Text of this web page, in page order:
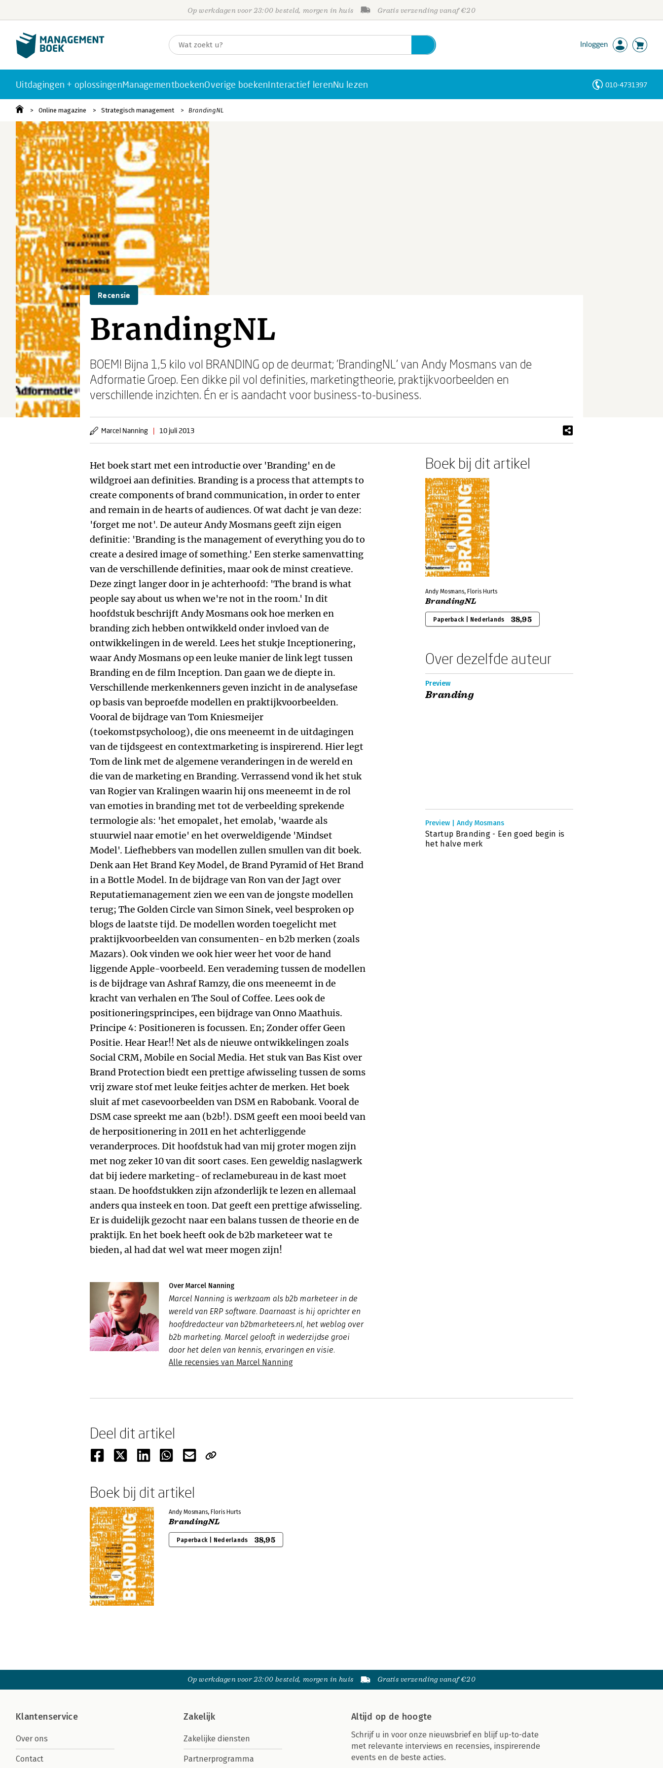
Op werkdagen voor 23:00 besteld, morgen in huis Gratis verzending vanaf €20
Inloggen
Uitdagingen + oplossingenManagementboekenOverige boekenInteractief lerenNu lezen 010-4731397
Online magazine Strategisch management BrandingNL
Recensie
BrandingNL
BOEM! Bijna 1,5 kilo vol BRANDING op de deurmat; 'BrandingNL' van Andy Mosmans van de
Adformatie Groep. Een dikke pil vol definities, marketingtheorie, praktijkvoorbeelden en
verschillende inzichten. Én er is aandacht voor business-to-business.
Marcel Nanning | 10 juli 2013
Het boek start met een introductie over 'Branding' en de
wildgroei aan definities. Branding is a process that attempts to
create components of brand communication, in order to enter
and remain in de hearts of audiences. Of wat dacht je van deze:
'forget me not'. De auteur Andy Mosmans geeft zijn eigen
definitie: 'Branding is the management of everything you do to
create a desired image of something.' Een sterke samenvatting
van de verschillende definities, maar ook de minst creatieve.
Deze zingt langer door in je achterhoofd: 'The brand is what
people say about us when we're not in the room.' In dit
hoofdstuk beschrijft Andy Mosmans ook hoe merken en
branding zich hebben ontwikkeld onder invloed van de
ontwikkelingen in de wereld. Lees het stukje Inceptionering,
waar Andy Mosmans op een leuke manier de link legt tussen
Branding en de film Inception. Dan gaan we de diepte in.
Verschillende merkenkenners geven inzicht in de analysefase
op basis van beproefde modellen en praktijkvoorbeelden.
Vooral de bijdrage van Tom Kniesmeijer
(toekomstpsycholoog), die ons meeneemt in de uitdagingen
van de tijdsgeest en contextmarketing is inspirerend. Hier legt
Tom de link met de algemene veranderingen in de wereld en
die van de marketing en Branding. Verrassend vond ik het stuk
van Rogier van Kralingen waarin hij ons meeneemt in de rol
van emoties in branding met tot de verbeelding sprekende
termologie als: 'het emopalet, het emolab, 'waarde als
stuurwiel naar emotie' en het overweldigende 'Mindset
Model'. Liefhebbers van modellen zullen smullen van dit boek.
Denk aan Het Brand Key Model, de Brand Pyramid of Het Brand
in a Bottle Model. In de bijdrage van Ron van der Jagt over
Reputatiemanagement zien we een van de jongste modellen
terug; The Golden Circle van Simon Sinek, veel besproken op
blogs de laatste tijd. De modellen worden toegelicht met
praktijkvoorbeelden van consumenten- en b2b merken (zoals
Mazars). Ook vinden we ook hier weer het voor de hand
liggende Apple-voorbeeld. Een verademing tussen de modellen
is de bijdrage van Ashraf Ramzy, die ons meeneemt in de
kracht van verhalen en The Soul of Coffee. Lees ook de
positioneringsprincipes, een bijdrage van Onno Maathuis.
Principe 4: Positioneren is focussen. En; Zonder offer Geen
Positie. Hear Hear!! Net als de nieuwe ontwikkelingen zoals
Social CRM, Mobile en Social Media. Het stuk van Bas Kist over
Brand Protection biedt een prettige afwisseling tussen de soms
vrij zware stof met leuke feitjes achter de merken. Het boek
sluit af met casevoorbeelden van DSM en Rabobank. Vooral de
DSM case spreekt me aan (b2b!). DSM geeft een mooi beeld van
de herpositionering in 2011 en het achterliggende
veranderproces. Dit hoofdstuk had van mij groter mogen zijn
met nog zeker 10 van dit soort cases. Een geweldig naslagwerk
dat bij iedere marketing- of reclamebureau in de kast moet
staan. De hoofdstukken zijn afzonderlijk te lezen en allemaal
anders qua insteek en toon. Dat geeft een prettige afwisseling.
Er is duidelijk gezocht naar een balans tussen de theorie en de
praktijk. En het boek heeft ook de b2b marketeer wat te
bieden, al had dat wel wat meer mogen zijn!
Over Marcel Nanning
Marcel Nanning is werkzaam als b2b marketeer in de
wereld van ERP software. Daarnaast is hij oprichter en
hoofdredacteur van b2bmarketeers.nl, het weblog over
b2b marketing. Marcel gelooft in wederzijdse groei
door het delen van kennis, ervaringen en visie.
Alle recensies van Marcel Nanning
Boek bij dit artikel
Andy Mosmans, Floris Hurts
BrandingNL
Paperback | Nederlands 38,95
Over dezelfde auteur
Preview
Branding
Preview | Andy Mosmans
Startup Branding - Een goed begin is
het halve merk
Deel dit artikel
Boek bij dit artikel
Andy Mosmans, Floris Hurts
BrandingNL
Paperback | Nederlands 38,95
Op werkdagen voor 23:00 besteld, morgen in huis Gratis verzending vanaf €20
Klantenservice
Over ons
Contact
Zakelijk
Zakelijke diensten
Partnerprogramma
Altijd op de hoogte
Schrijf u in voor onze nieuwsbrief en blijf up-to-date
met relevante interviews en recensies, inspirerende
events en de beste acties.
Personen